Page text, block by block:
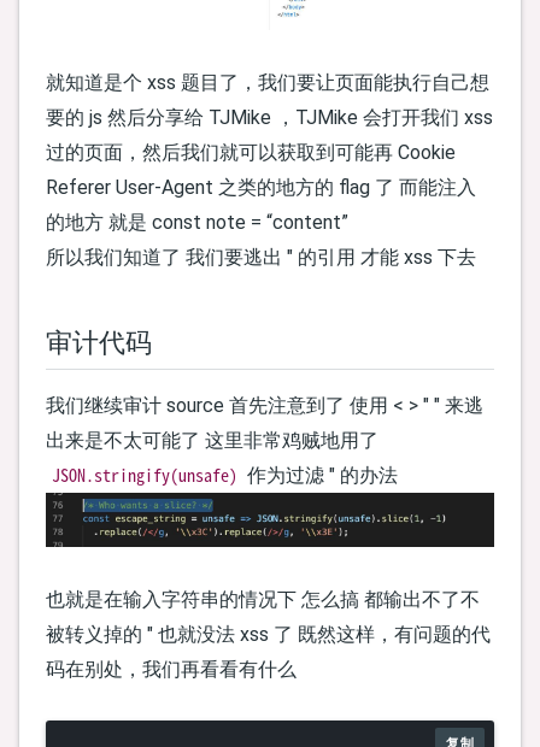
就知道是个 xss 题目了，我们要让页面能执行自己想
要的 js 然后分享给 TJMike ，TJMike 会打开我们 xss
过的页面，然后我们就可以获取到可能再 Cookie
Referer User-Agent 之类的地方的 flag 了 而能注入
的地方 就是 const note = “content”
所以我们知道了 我们要逃出 " 的引用 才能 xss 下去
审计代码
我们继续审计 source 首先注意到了 使用 < > " " 来逃
出来是不太可能了 这里非常鸡贼地用了
JSON.stringify(unsafe) 作为过滤 " 的办法
也就是在输入字符串的情况下 怎么搞 都输出不了不
被转义掉的 " 也就没法 xss 了 既然这样，有问题的代
码在别处，我们再看看有什么
复制